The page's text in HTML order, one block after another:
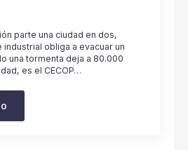
parte una ciudad en dos,
industrial obliga a evacuar un
una tormenta deja a 80.000
es el CECOP…